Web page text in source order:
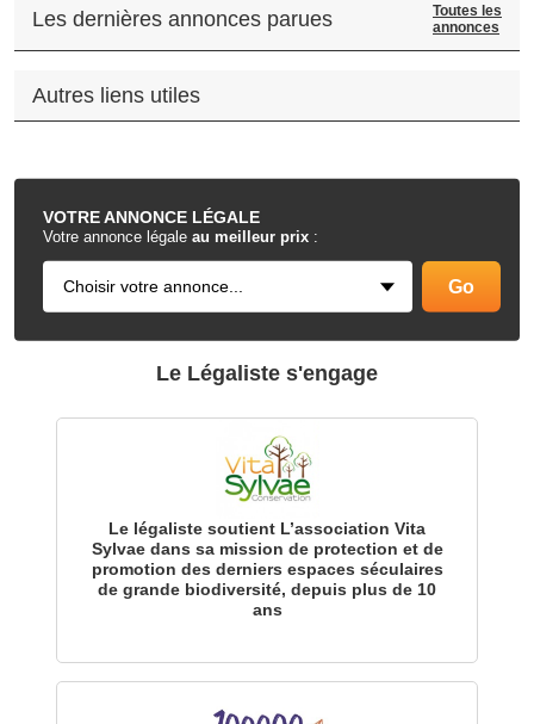
VOTREANNONCE LÉGALE
Votre annonce légale au meilleur prix :
Les dernières annonces parues
Toutes les
annonces
Autres liens utiles
.
Le Légaliste s'engage
Le légaliste soutient L’association Vita
Sylvae dans sa mission de protection et de
promotion des derniers espaces séculaires
de grande biodiversité, depuis plus de 10
ans